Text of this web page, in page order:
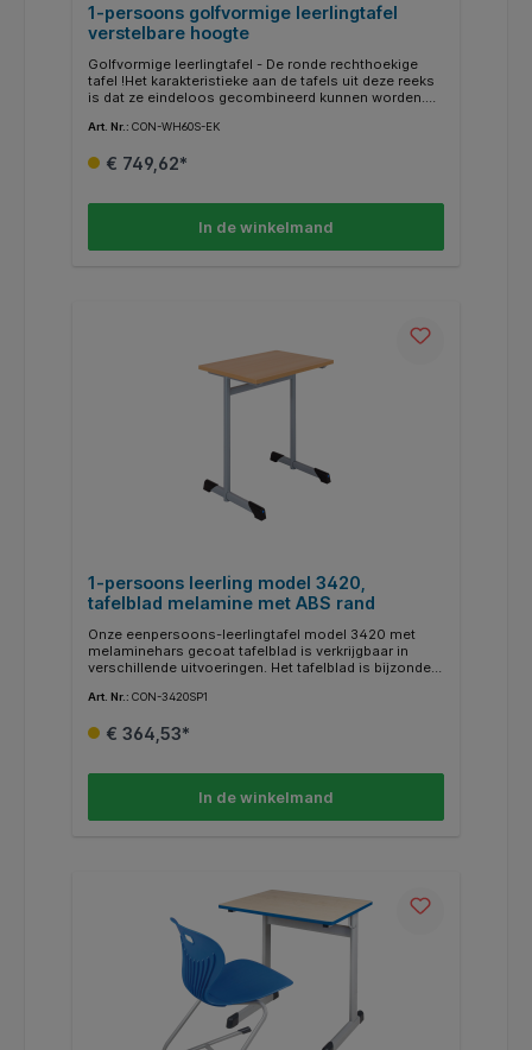
1-persoons golfvormige leerlingtafel
verstelbare hoogte
Golfvormige leerlingtafel - De ronde rechthoekige
tafel !Het karakteristieke aan de tafels uit deze reeks
is dat ze eindeloos gecombineerd kunnen worden.
mekaar.Het onderstel heeft volledige lasnaden en de
tafelblad bestaat uit een krasvast volkern blad.Het 19
Art. Nr.: CON-WH60S-EK
€ 749,62*
In de winkelmand
1-persoons leerling model 3420,
tafelblad melamine met ABS rand
Onze eenpersoons-leerlingtafel model 3420 met
melaminehars gecoat tafelblad is verkrijgbaar in
verschillende uitvoeringen. Het tafelblad is bijzonder
schoolleven. De beschikbare decors en RAL-kleuren
aan eenpersoons zijde van het tafelonderstel een
vloeren verkrijgbaar.
Art. Nr.: CON-3420SP1
€ 364,53*
In de winkelmand